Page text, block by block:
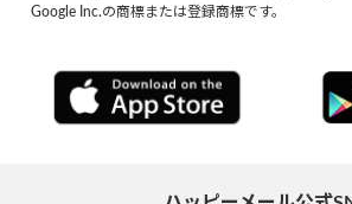
Google Inc.の商標または登録商標です。